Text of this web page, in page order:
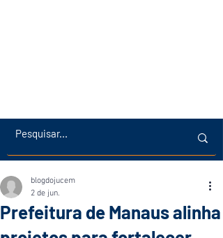
Prefeitura de Manaus alinha
blogdojucem
2 de jun.